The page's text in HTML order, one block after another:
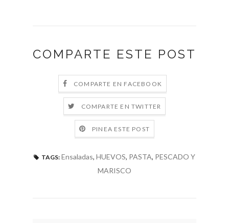
COMPARTE ESTE POST
COMPARTE EN FACEBOOK
COMPARTE EN TWITTER
PINEA ESTE POST
TAGS: Ensaladas, HUEVOS, PASTA, PESCADO Y
MARISCO